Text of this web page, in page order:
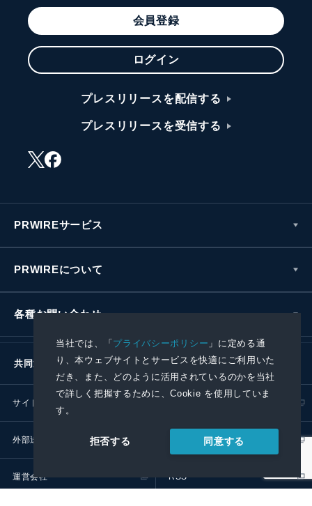
当社では、「プライバシーポリシー 」に定める通
り、本ウェブサイトとサービスを快適にご利用いた
だき、また、どのように活用されているのかを当社
で詳しく把握するために、Cookie を使用していま
す。
拒否する 同意する
会員登録
ログイン
プレスリリースを配信する
プレスリリースを受信する
PRWIREサービス
PRWIREについて
各種お問い合わせ
共同通信社グループ
サイトポリシー
外部送信ポリシー プレスリリース取扱基準
運営会社 RSS